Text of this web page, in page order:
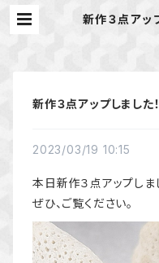
新作３点アッ
新作３点アップしました！
2023/03/19 10:15
本日新作３点アップしま
ぜひ、ご覧ください。